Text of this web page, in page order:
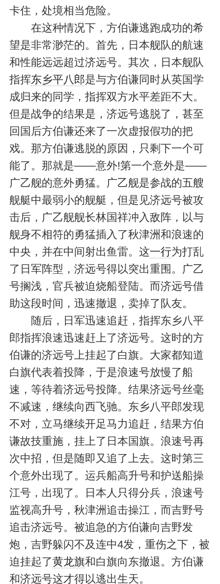
卡住，处境相当危险。
在这种情况下，方伯谦逃跑成功的希
望是非常渺茫的。首先，日本舰队的航速
和性能远远超过济远号。其次，日本舰队
指挥东乡平八郎是与方伯谦同时从英国学
成归来的同学，指挥双方水平差距不大。
但是战争的结果是，济远号逃脱了，甚至
回国后方伯谦还来了一次虚报假功的把
戏。那方伯谦逃脱的原因，只剩下一个可
能了。那就是——意外!第一个意外是——
广乙舰的意外勇猛。广乙舰是参战的五艘
舰艇中最弱小的舰艇，但是见济远号被攻
击后，广乙舰舰长林国祥冲入敌阵，以与
舰身不相符的勇猛插入了秋津洲和浪速的
中央，并在中间射出鱼雷。这一行为打乱
了日军阵型，济远号得以突出重围。广乙
号搁浅，官兵被迫烧船登陆。而济远号借
助这段时间，迅速撤退，卖掉了队友。
随后，日军迅速追赶，指挥东乡八平
郎指挥浪速迅速赶上了济远号。这时的方
伯谦的济远号上挂起了白旗。大家都知道
白旗代表着投降，于是浪速号放慢了船
速，等待着济远号投降。结果济远号丝毫
不减速，继续向西飞驰。东乡八平郎发现
不对，立马继续开足马力追赶，结果方伯
谦故技重施，挂上了日本国旗。浪速号再
次中招，但是随即又追了上去。这时第三
个意外出现了。运兵船高升号和护送船操
江号，出现了。日本人只得分兵，浪速号
监视高升号，秋津洲追击操江，而吉野号
追击济远号。被追急的方伯谦向吉野发
炮，吉野躲闪不及连中4发，重伤之下，被
迫挂起了黄龙旗和白旗向东撤退。方伯谦
和济远号这才得以逃出生天。